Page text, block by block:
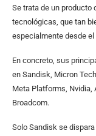
Se trata de un producto
tecnológicas, que tan
especialmente desde el
En concreto, sus
en Sandisk, Micron
Meta Platforms, Nvidia,
Broadcom.
Solo Sandisk se